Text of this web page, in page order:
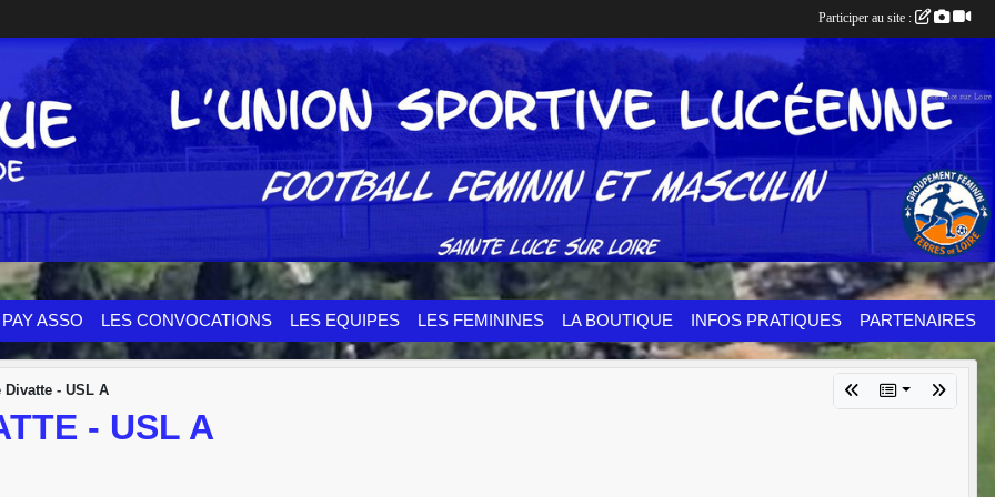
PAY ASSO LES CONVOCATIONS LES EQUIPES LES FEMININES LA BOUTIQUE INFOS PRATIQUES PARTENAIRES
Divatte - USL A
- USL A
Participer au site :